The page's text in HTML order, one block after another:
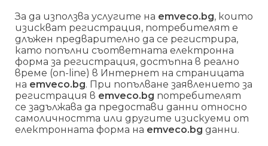
За да използва услугите на emveco.bg, които
изискват регистрация, потребителят е
длъжен предварително да се регистрира,
като попълни съответната електронна
форма за регистрация, достъпна в реално
време (on-line) в Интернет на страницата
на emveco.bg. При попълване заявлението за
регистрация в emveco.bg потребителят
се задължава да предостави данни относно
самоличността или другите изискуеми от
електронната форма на emveco.bg данни.